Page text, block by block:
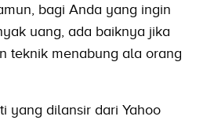
bagi Anda yang ingin
uang, ada baiknya jika
teknik menabung ala orang
yang dilansir dari Yahoo